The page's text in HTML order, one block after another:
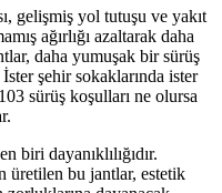
gelişmiş yol tutuşu ve yakıt
ağırlığı azaltarak daha
daha yumuşak bir sürüş
şehir sokaklarında ister
sürüş koşulları ne olursa
biri dayanıklılığıdır.
üretilen bu jantlar, estetik